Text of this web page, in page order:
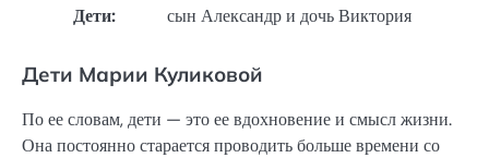
Дети:
сын Александр и дочь Виктория
Дети Марии Куликовой
По ее словам, дети — это ее вдохновение и смысл жизни.
Она постоянно старается проводить больше времени со